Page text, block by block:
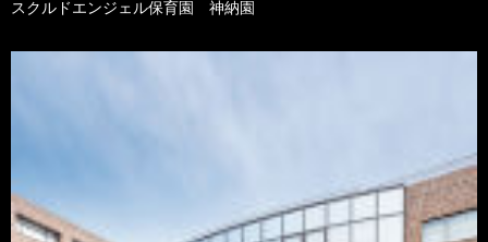
スクルドエンジェル保育園 神納園